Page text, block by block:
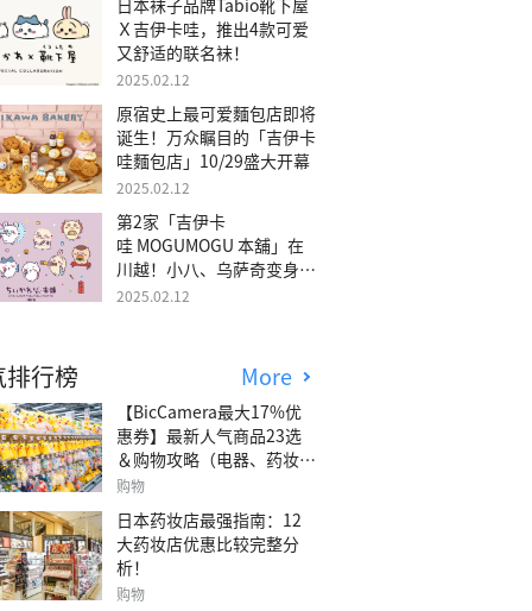
日本袜子品牌Tabio靴下屋
Ｘ吉伊卡哇，推出4款可爱
又舒适的联名袜！
2025.02.12
原宿史上最可爱麵包店即将
诞生！万众瞩目的「吉伊卡
哇麵包店」10/29盛大开幕
2025.02.12
第2家「吉伊卡
哇 MOGUMOGU 本舖」在
川越！小八、乌萨奇变身可
爱地瓜！
2025.02.12
行榜 More
【BicCamera最大17%优
惠券】最新人气商品23选
＆购物攻略（电器、药妆、
玩具等）
购物
日本药妆店最强指南：12
大药妆店优惠比较完整分
析！
购物